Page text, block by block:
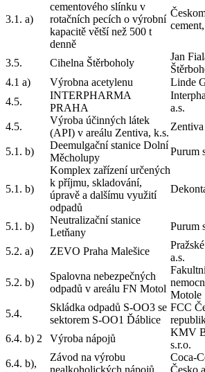
3.1. a)
cementového slínku v
rotačních pecích o výrobní
kapacitě větší než 500 t
denně
3.5. Cihelna Štěrboholy
Jan
4.1 a)
Výrobna acetylenu Linde
4.5.
INTERPHARMA
PRAHA
a.s.
4.5.
Výroba účinných látek
(API) v areálu Zentiva, k.s.
Zentiva
5.1. b)
Deemulgační stanice Dolní
Měcholupy
Purum
5.1. b)
Komplex zařízení určených
k příjmu, skladování,
úpravě a dalšímu využití
odpadů
5.1. b)
Neutralizační stanice
Letňany
Purum
5.2. a) ZEVO Praha Malešice
a.s.
5.2. b)
Spalovna nebezpečných
odpadů v areálu FN Motol
Motole
5.4.
Skládka odpadů S-OO3 se
sektorem S-OO1 Ďáblice
FCC
6.4. b) 2 Výroba nápojů
KMV
s.r.o.
6.4. b),
Závod na výrobu
Coca-